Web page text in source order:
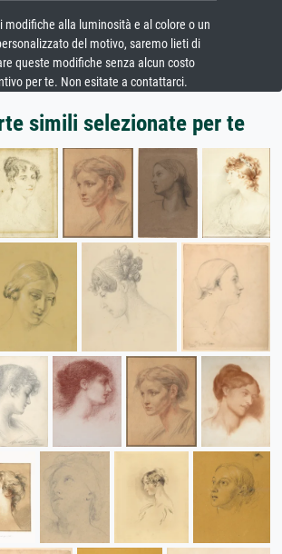
modifiche alla luminosità e al colore o un
del motivo, saremo lieti di
queste modifiche senza alcun costo
per te. Non esitate a contattarci.
simili selezionate per te